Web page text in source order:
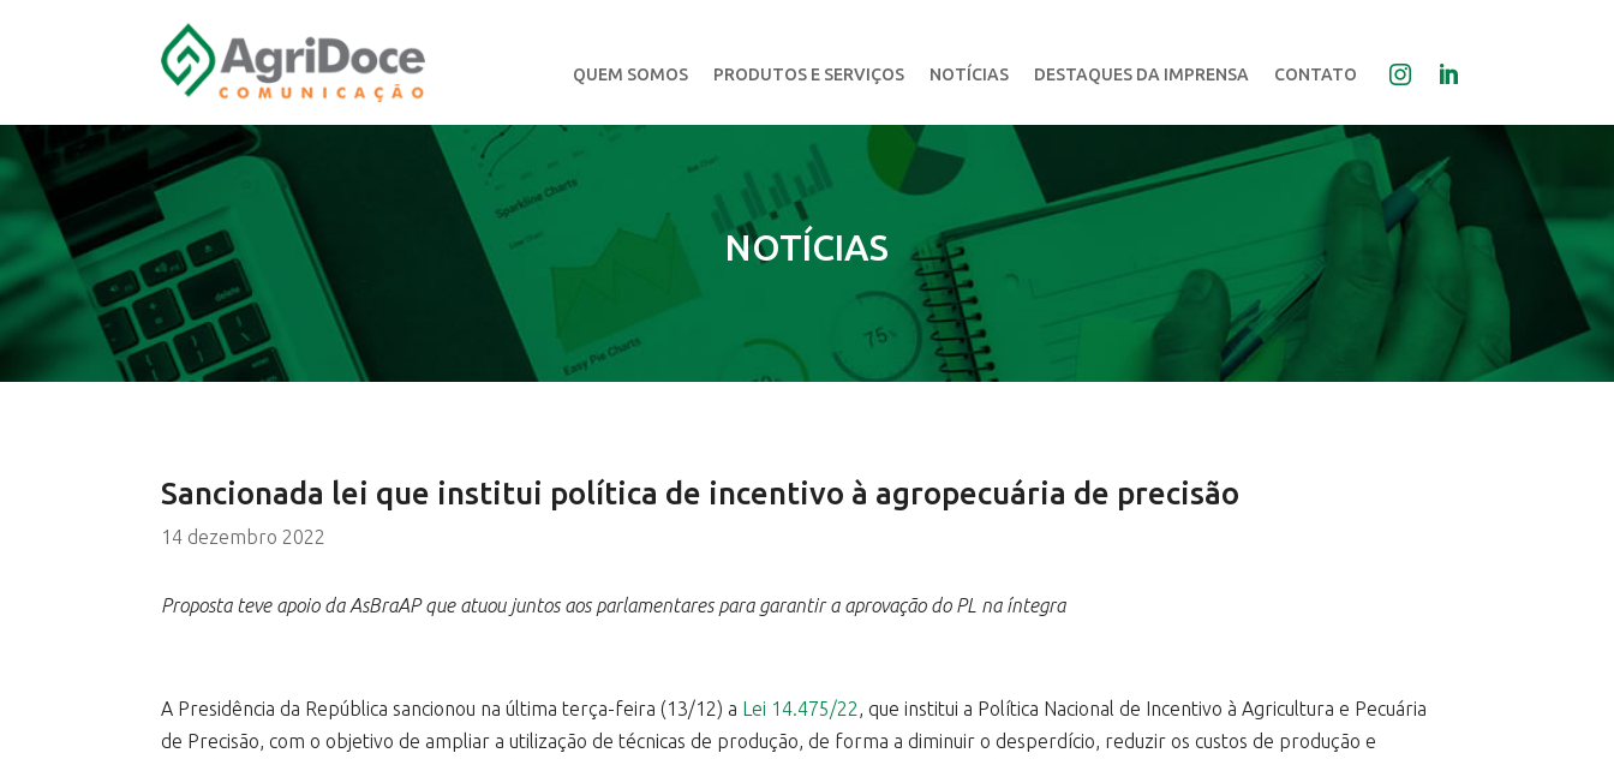
QUEM SOMOS PRODUTOS E SERVIÇOS NOTÍCIAS DESTAQUES DA IMPRENSA CONTATO
NOTÍCIAS
Sancionada lei que institui política de incentivo à agropecuária de precisão
14 dezembro 2022
Proposta teve apoio da AsBraAP que atuou juntos aos parlamentares para garantir a aprovação do PL na íntegra
A Presidência da República sancionou na última terça-feira (13/12) a Lei 14.475/22, que institui a Política Nacional de Incentivo à Agricultura e Pecuária
de Precisão, com o objetivo de ampliar a utilização de técnicas de produção, de forma a diminuir o desperdício, reduzir os custos de produção e